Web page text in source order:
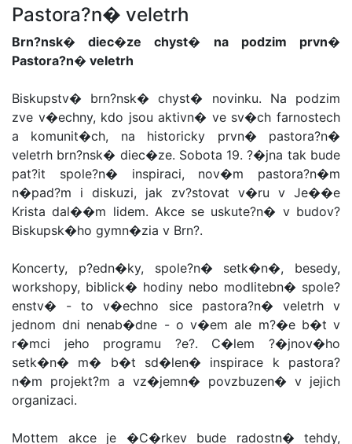
Pastora?n� veletrh
Brn?nsk� diec�ze chyst� na podzim prvn�
Pastora?n� veletrh
Biskupstv� brn?nsk� chyst� novinku. Na podzim
zve v�echny, kdo jsou aktivn� ve sv�ch farnostech
a komunit�ch, na historicky prvn� pastora?n�
veletrh brn?nsk� diec�ze. Sobota 19. ?�jna tak bude
pat?it spole?n� inspiraci, nov�m pastora?n�m
n�pad?m i diskuzi, jak zv?stovat v�ru v Je��e
Krista dal��m lidem. Akce se uskute?n� v budov?
Biskupsk�ho gymn�zia v Brn?.
Koncerty, p?edn�ky, spole?n� setk�n�, besedy,
workshopy, biblick� hodiny nebo modlitebn� spole?
enstv� - to v�echno sice pastora?n� veletrh v
jednom dni nenab�dne - o v�em ale m?�e b�t v
r�mci jeho programu ?e?. C�lem ?�jnov�ho
setk�n� m� b�t sd�len� inspirace k pastora?
n�m projekt?m a vz�jemn� povzbuzen� v jejich
organizaci.
Mottem akce je �C�rkev bude radostn� tehdy,